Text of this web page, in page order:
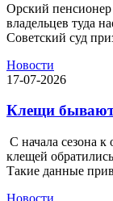
Орский пенсионер
владельцев туда
Советский суд
Новости
17-07-2026
Клещи
С начала сезона
клещей
Такие данные